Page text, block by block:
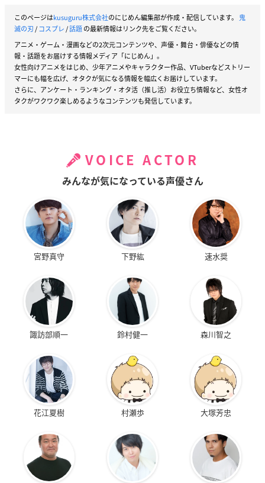
このページはkusuguru株式会社のにじめん編集部が作成・配信しています。 鬼
滅の刃/コスプレ/話題の最新情報はリンク先をご覧ください。
アニメ・ゲーム・漫画などの2次元コンテンツや、声優・舞台・俳優などの情
報・話題をお届けする情報メディア「にじめん」。
女性向けアニメをはじめ、少年アニメやキャラクター作品、VTuberなどストリー
マーにも幅を広げ、オタクが気になる情報を幅広くお届けしています。
さらに、アンケート・ランキング・オタ活（推し活）お役立ち情報など、女性オ
タクがワクワク楽しめるようなコンテンツも発信しています。
VOICE ACTOR
みんなが気になっている声優さん
宮野真守 下野紘 速水奨
諏訪部順一 鈴村健一 森川智之
花江夏樹 村瀬歩 大塚芳忠